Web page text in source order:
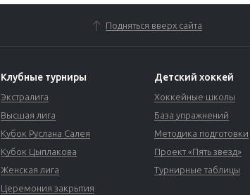
Подняться вверх сайта
Клубные турниры
Экстралига
Высшая лига
Кубок Руслана Салея
Кубок Цыплакова
Женская лига
Церемония закрытия
Детский хоккей
Хоккейные школы
База упражнений
Методика подготовки
Проект «Пять звезд»
Турнирные таблицы